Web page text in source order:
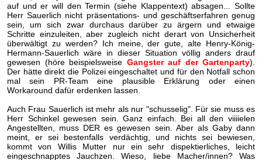
auf und er will den Termin (siehe Klappentext) absagen... Sollte
Herr Sauerlich nicht präsentations- und geschäftserfahren genug
sein, um sich zwar durchaus darüber zu ärgern und etwaige
Schritte einzuleiten, aber zugleich nicht derart von Unsicherheit
überwältigt zu werden? Ich meine, der gute, alte Henry-König-
Hermann-Sauerlich wäre in dieser Situation völlig anders drauf
gewesen (höre beispielsweise Gangster auf der Gartenparty).
Der hätte direkt die Polizei eingeschaltet und für den Notfall schon
mal sein PR-Team eine plausible Erklärung oder einen
Workaround dafür erdenken lassen.
Auch Frau Sauerlich ist mehr als nur "schusselig". Für sie muss es
Herr Schinkel gewesen sein. Ganz einfach. Bei all den viiiielen
Angestellten, muss DER es gewesen sein. Aber als Gaby dann
meint, er sei bestenfalls verdächtig, und nichts sei bewiesen,
kommt von Willis Mutter nur ein sehr dispektierliches, leicht
eingeschnapptes Jauchzen. Wieso, liebe Macher/innen? Was